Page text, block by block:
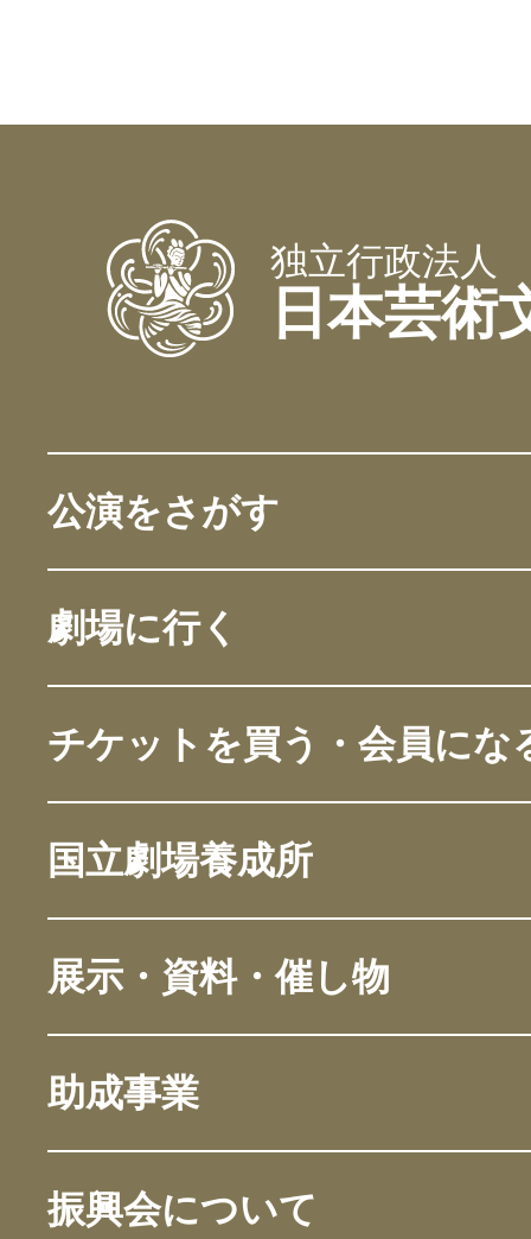
独立行政法人
日本芸術
公演をさがす
劇場に行く
チケットを買う・会員にな
国立劇場養成所
展示・資料・催し物
助成事業
振興会について